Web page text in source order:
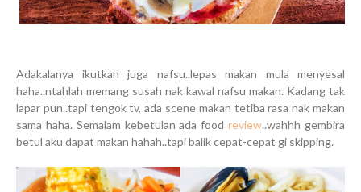
Adakalanya ikutkan juga nafsu..lepas makan mula menyesal
haha..ntahlah memang susah nak kawal nafsu makan. Kadang tak
lapar pun..tapi tengok tv, ada scene makan tetiba rasa nak makan
sama haha. Semalam kebetulan ada foodreview..wahhh gembira
betul aku dapat makan hahah..tapi balik cepat-cepat gi skipping.